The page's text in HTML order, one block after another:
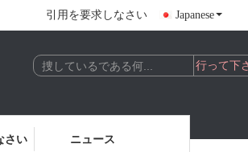
引用を要求しなさい Japanese
さい ニュース